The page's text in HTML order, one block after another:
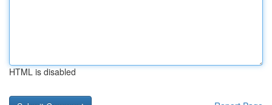
HTML is disabled